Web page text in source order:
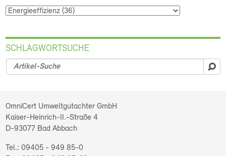
SCHLAGWORTSUCHE
OmniCert Umweltgutachter GmbH
Kaiser-Heinrich-II.-Straße 4
D-93077 Bad Abbach
09405 - 949 85-0